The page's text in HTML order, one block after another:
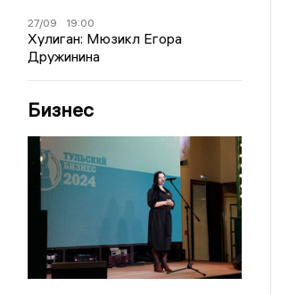
27/09 19:00
Хулиган: Мюзикл Егора
Дружинина
Бизнес